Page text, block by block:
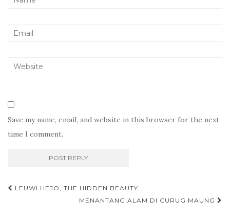
Save my name, email, and website in this browser for the next
time I comment.
Post
navigation
LEUWI HEJO, THE HIDDEN BEAUTY…
MENANTANG ALAM DI CURUG MAUNG